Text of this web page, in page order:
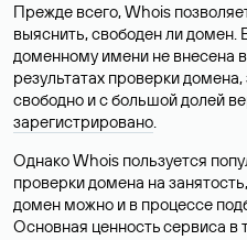
Прежде всего, Whois
выяснить, свободен ли
доменному имени не внесена
результатах проверки
свободно и с большой долей
зарегистрировано.
Однако Whois пользуется
проверки домена на
домен можно и в процессе
Основная ценность сервиса в